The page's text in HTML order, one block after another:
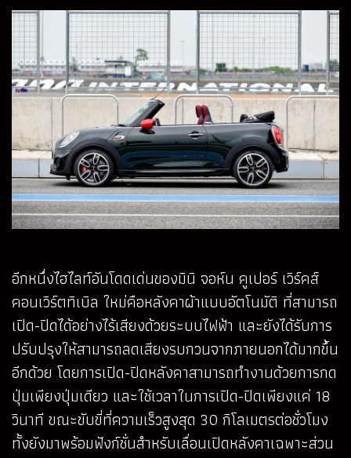
อีกหนึ่งไฮไลท์อันโดดเด่นของมินิ จอห์น คูเปอร์ เวิร์คส์
คอนเวิร์ตทิเบิล ใหม่คือหลังคาผ้าแบบอัตโนมัติ ที่สามารถ
เปิด-ปิดได้อย่างไร้เสียงด้วยระบบไฟฟ้า และยังได้รับการ
ปรับปรุงให้สามารถลดเสียงรบกวนจากภายนอกได้มากขึ้น
อีกด้วย โดยการเปิด-ปิดหลังคาสามารถทำงานด้วยการกด
ปุ่มเพียงปุ่มเดียว และใช้เวลาในการเปิด-ปิดเพียงแค่ 18
วินาที ขณะขับขี่ที่ความเร็วสูงสุด 30 กิโลเมตรต่อชั่วโมง
ทั้งยังมาพร้อมฟังก์ชั่นสำหรับเลื่อนเปิดหลังคาเฉพาะส่วน